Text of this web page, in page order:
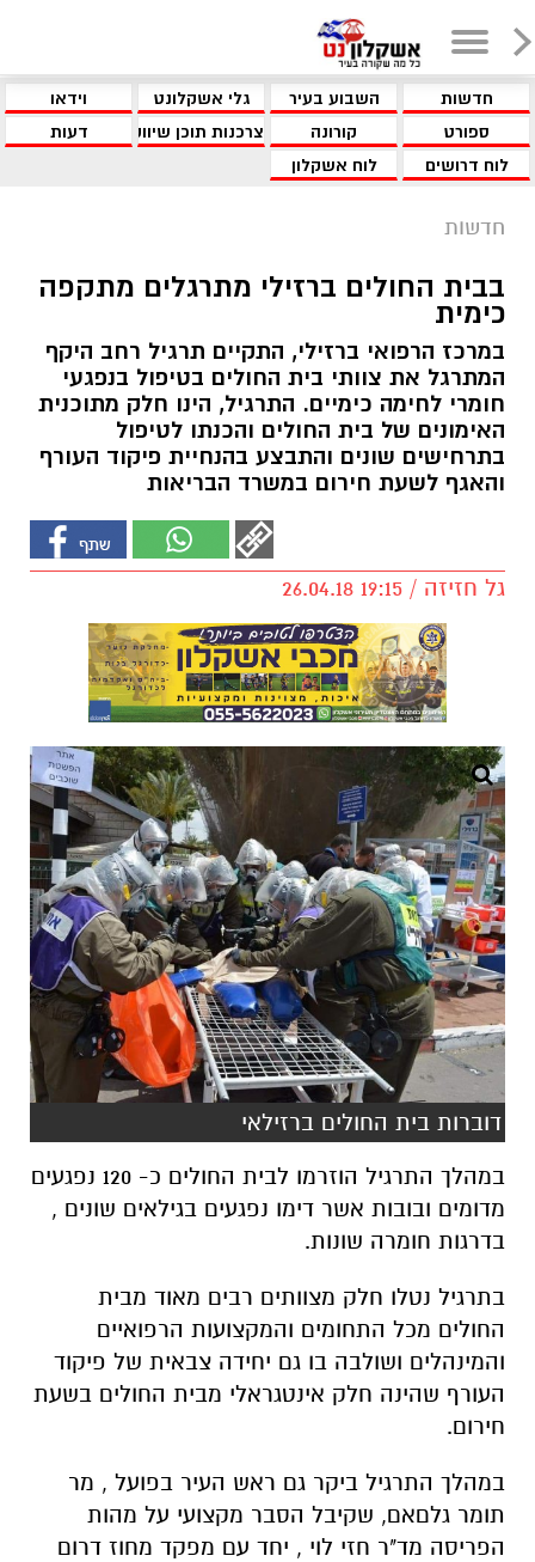
חדשות השבוע בעיר גלי אשקלונט
וידאו
ספורט
קורונה צרכנות תוכן שיווקי
דעות
לוח דרושים
לוח אשקלון
חדשות
בבית החולים ברזילי מתרגלים מתקפה
כימית
במרכז הרפואי ברזילי, התקיים תרגיל רחב היקף
המתרגל את צוותי בית החולים בטיפול בנפגעי
חומרי לחימה כימיים. התרגיל, הינו חלק מתוכנית
האימונים של בית החולים והכנתו לטיפול
בתרחישים שונים והתבצע בהנחיית פיקוד העורף
והאגף לשעת חירום במשרד הבריאות
גל חזיזה / 19:15 26.04.18
דוברות בית החולים ברזילאי
במהלך התרגיל הוזרמו לבית החולים כ- 120 נפגעים
מדומים ובובות אשר דימו נפגעים בגילאים שונים ,
בדרגות חומרה שונות.
בתרגיל נטלו חלק מצוותים רבים מאוד מבית
החולים מכל התחומים והמקצועות הרפואיים
והמינהלים ושולבה בו גם יחידה צבאית של פיקוד
העורף שהינה חלק אינטגראלי מבית החולים בשעת
חירום.
במהלך התרגיל ביקר גם ראש העיר בפועל , מר
תומר גלםאם, שקיבל הסבר מקצועי על מהות
הפריסה מד"ר חזי לוי , יחד עם מפקד מחוז דרום